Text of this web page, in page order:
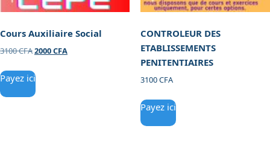
Cours Auxiliaire Social
3100CFA2000CFA
Payez ici
CONTROLEUR DES
ETABLISSEMENTS
PENITENTIAIRES
3100CFA
Payez ici